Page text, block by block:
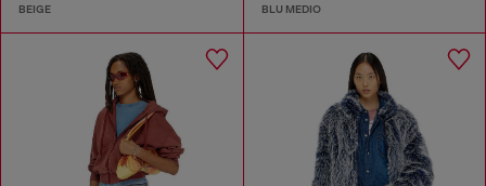
BEIGE BLU MEDIO